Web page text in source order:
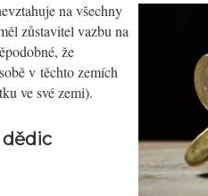
na všechny
zůstavitel vazbu na
že
v těchto zemích
ve své zemi).